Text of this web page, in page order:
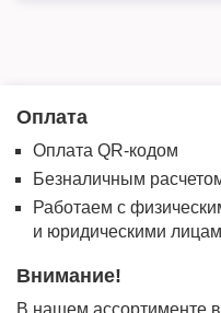
Оплата
Оплата QR-кодом
Безналичным
Работаем с
и юридическими
Внимание!
В нашем ассортименте